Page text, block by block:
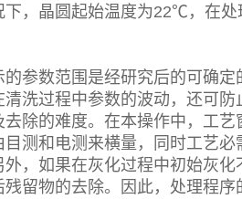
下，晶圆起始温度为22℃，在处
参数范围是经研究后的可确定
清洗过程中参数的波动，还可
除的难度。在本操作中，工
目测和电测来横量，同时工艺
，如果在灰化过程中初始灰
留物的去除。因此，处理程